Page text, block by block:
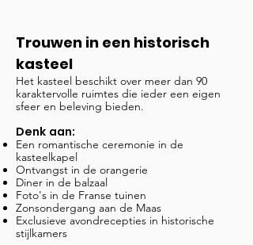
Trouwen in een historisch
kasteel
Het kasteel beschikt over meer dan 90
karaktervolle ruimtes die ieder een eigen
sfeer en beleving bieden.
Denk aan:
Een romantische ceremonie in de
kasteelkapel
Ontvangst in de orangerie
Diner in de balzaal
Foto's in de Franse tuinen
Zonsondergang aan de Maas
Exclusieve avondrecepties in historische
stijlkamers